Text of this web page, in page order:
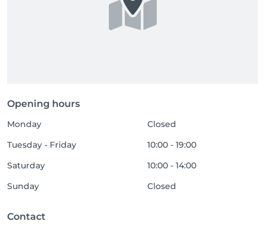
Opening hours
Monday
Closed
Tuesday - Friday
10:00 - 19:00
Saturday
10:00 - 14:00
Sunday
Closed
Contact